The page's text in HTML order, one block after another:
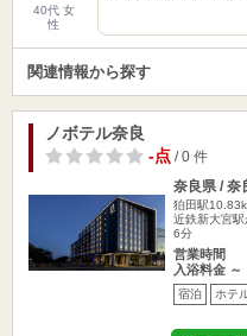
40代 女
性
関連情報から探す
ノボテル奈良
-点/ 0 件
奈良県 / 奈
狛田駅
近鉄新大宮
6分
営業時間
入浴料金 ～
宿泊 ホテ